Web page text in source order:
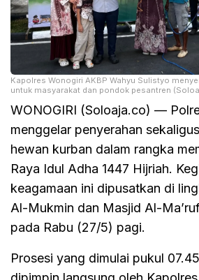
Kapolres Wonogiri AKBP Wahyu Sulistyo
untuk masyarakat dan pondok pesantren
WONOGIRI (Soloaja.co) —
menggelar penyerahan
hewan kurban dalam rangka
Raya Idul Adha 1447 Hijriah.
keagamaan ini dipusatkan di
Al-Mukmin dan Masjid Al-
pada Rabu (27/5) pagi.
Prosesi yang dimulai pukul